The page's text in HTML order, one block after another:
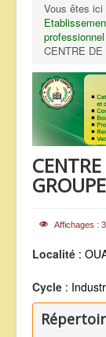
QUI
NOS
FAQ
CONTACTS
ANNONCES
Vous êtes ici
professionnel
CENTRE
Affichages :
Localité :
Cycle :